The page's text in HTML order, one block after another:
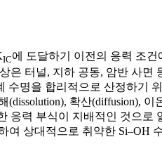
IC에 도달하기 이전의 응력 조
은 터널, 지하 공동, 암반 사면
수명을 합리적으로 산정하기
확산(diffusion), 이
응력 부식이 지배적인 것으로
여 상대적으로 취약한 Si–OH